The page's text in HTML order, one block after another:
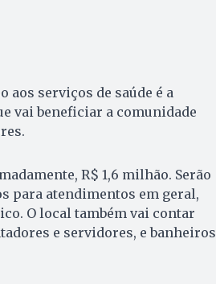
serviços de saúde é a
vai beneficiar a comunidade
R$ 1,6 milhão. Serão
para atendimentos em geral,
O local também vai contar
e servidores, e banheiros